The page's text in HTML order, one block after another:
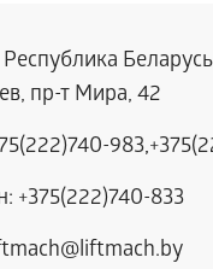
пр-т Мира, 42
983,
+375(222)740-833